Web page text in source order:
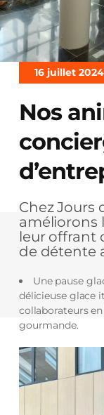
16 juillet
Nos
Chez Jours
améliorons
leur offrant
de détente
Une pause
délicieuse glace
collaborateurs
gourmande.